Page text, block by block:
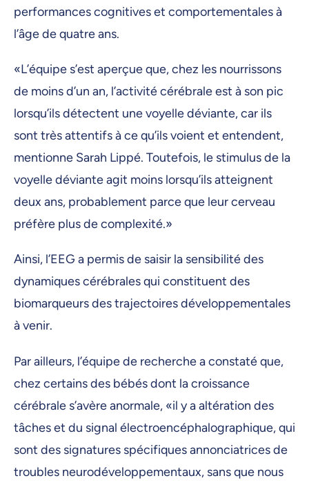
performances cognitives et comportementales à
l’âge de quatre ans.
«L’équipe s’est aperçue que, chez les nourrissons
de moins d’un an, l’activité cérébrale est à son pic
lorsqu’ils détectent une voyelle déviante, car ils
sont très attentifs à ce qu’ils voient et entendent,
mentionne Sarah Lippé. Toutefois, le stimulus de la
voyelle déviante agit moins lorsqu’ils atteignent
deux ans, probablement parce que leur cerveau
préfère plus de complexité.»
Ainsi, l’EEG a permis de saisir la sensibilité des
dynamiques cérébrales qui constituent des
biomarqueurs des trajectoires développementales
à venir.
Par ailleurs, l’équipe de recherche a constaté que,
chez certains des bébés dont la croissance
cérébrale s’avère anormale, «il y a altération des
tâches et du signal électroencéphalographique, qui
sont des signatures spécifiques annonciatrices de
troubles neurodéveloppementaux, sans que nous